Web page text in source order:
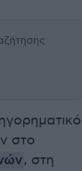
στο
, στη